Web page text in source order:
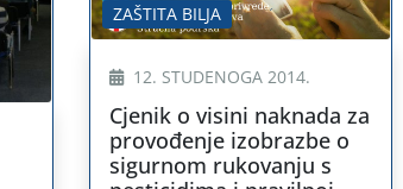
ZAŠTITA BILJA
12. STUDENOGA 2014.
Cjenik o visini naknada za
provođenje izobrazbe o
sigurnom rukovanju s